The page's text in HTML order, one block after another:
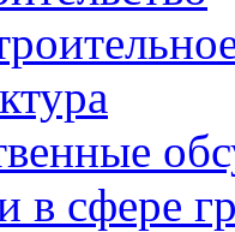
в сфере